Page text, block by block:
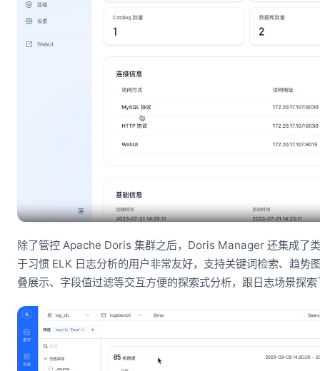
除了管控 Apache Doris 集群之后，Doris Manager 还集成了
于习惯 ELK 日志分析的用户非常友好，支持关键词检索、趋势
叠展示、字段值过滤等交互方便的探索式分析，跟日志场景探